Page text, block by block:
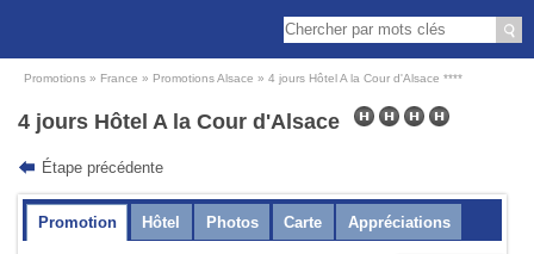
Promotions France Promotions Alsace 4 jours Hôtel A la Cour d'Alsace ****
4 jours Hôtel A la Cour d'Alsace
Étape précédente
Promotion Hôtel Photos Carte Appréciations